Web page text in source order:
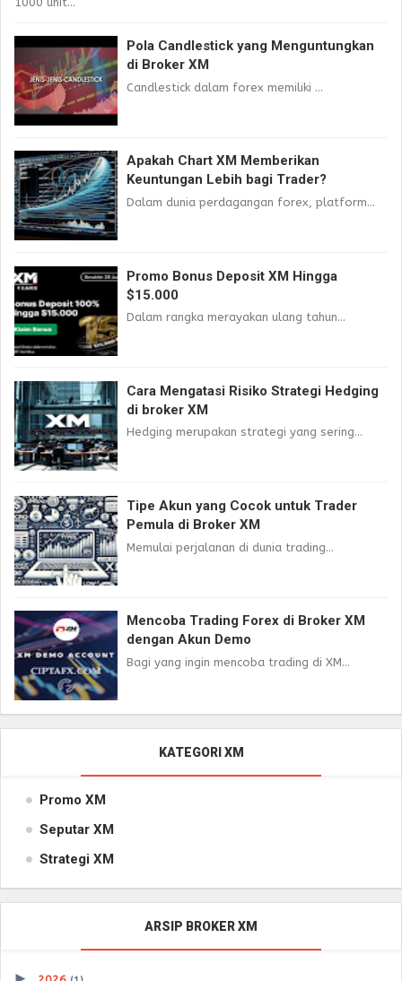
Pola Candlestick yang Menguntungkan
di Broker XM
Candlestick dalam forex memiliki ...
Apakah Chart XM Memberikan
Keuntungan Lebih bagi Trader?
Dalam dunia perdagangan forex, platform...
Promo Bonus Deposit XM Hingga
$15.000
Dalam rangka merayakan ulang tahun...
Cara Mengatasi Risiko Strategi Hedging
di broker XM
Hedging merupakan strategi yang sering...
Tipe Akun yang Cocok untuk Trader
Pemula di Broker XM
Memulai perjalanan di dunia trading...
Mencoba Trading Forex di Broker XM
dengan Akun Demo
Bagi yang ingin mencoba trading di XM...
KATEGORI XM
Promo XM
Seputar XM
Strategi XM
ARSIP BROKER XM